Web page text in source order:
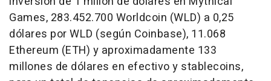
Games, 283.452.700 Worldcoin (WLD) a 0,25
dólares por WLD (según Coinbase), 11.068
Ethereum (ETH) y aproximadamente 133
millones de dólares en efectivo y stablecoins,